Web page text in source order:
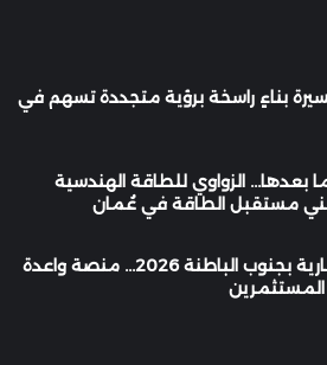
بناءٍ راسخة برؤية متجددة تسهم في
وما بعدها… الزواوي للطاقة الهندسية
مستقبل الطاقة في عُمان
ملتقى الفرص الاستثمارية بجنوب الباطنة 2026… منصة واعدة
المستثمرين